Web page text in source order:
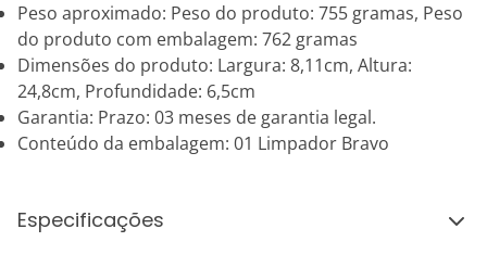
Peso aproximado: Peso do produto: 755 gramas, Peso
do produto com embalagem: 762 gramas
Dimensões do produto: Largura: 8,11cm, Altura:
24,8cm, Profundidade: 6,5cm
Garantia: Prazo: 03 meses de garantia legal.
Conteúdo da embalagem: 01 Limpador Bravo
Especificações